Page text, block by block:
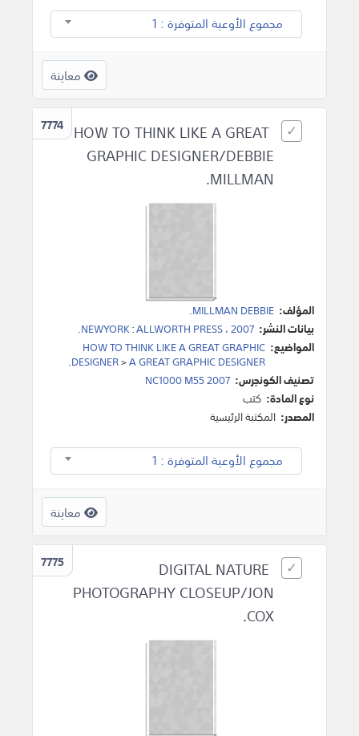
مجموع الأوعية المتوفرة : 1
معاينة
7774 HOW TO THINK LIKE A GREAT
GRAPHIC DESIGNER/DEBBIE
MILLMAN.
المؤلف: MILLMAN DEBBIE
.
بيانات النشر:
NEWYORK:ALLWORTH PRESS،2007
.
المواضيع: HOW TO THINK LIKE A GREAT GRAPHIC
DESIGNER>A GREAT GRAPHIC DESIGNER
.
تصنيف الكونجرس: NC1000 M55 2007
نوع المادة: كتب
المصدر: المكتبة الرئيسية
مجموع الأوعية المتوفرة : 1
معاينة
7775
DIGITAL NATURE
PHOTOGRAPHY CLOSEUP/JON
COX.